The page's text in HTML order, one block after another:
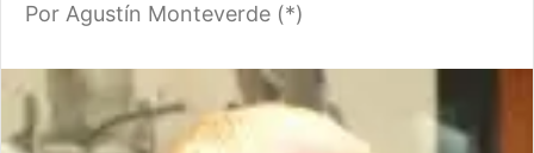
Por Agustín Monteverde (*)